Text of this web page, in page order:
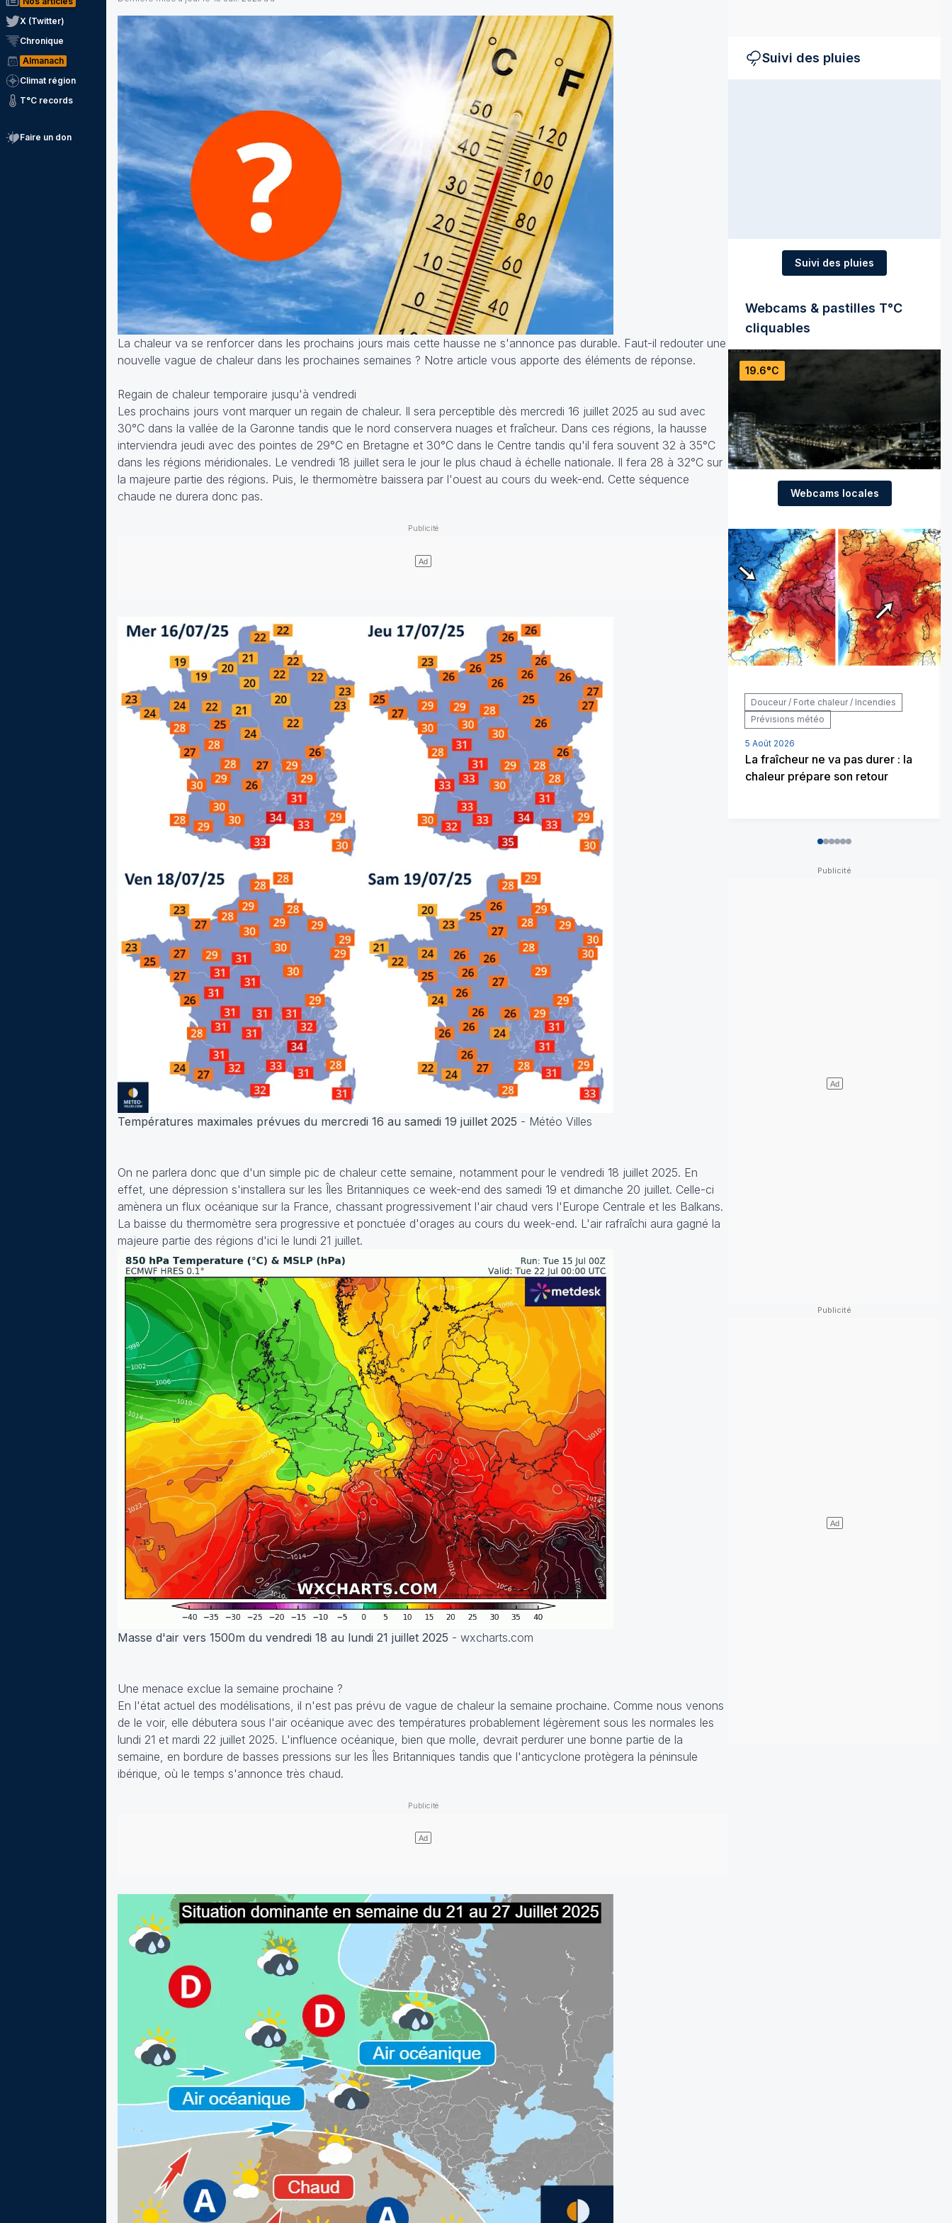
X (Twitter)
Chronique
Almanach
Climat région
T°C records
Faire un don
La chaleur va se renforcer dans les prochains jours mais cette hausse ne s'annonce pas durable. Faut-il redouter une
nouvelle vague de chaleur dans les prochaines semaines ? Notre article vous apporte des éléments de réponse.
Regain de chaleur temporaire jusqu'à vendredi
Les prochains jours vont marquer un regain de chaleur. Il sera perceptible dès mercredi 16 juillet 2025 au sud avec
30°C dans la vallée de la Garonne tandis que le nord conservera nuages et fraîcheur. Dans ces régions, la hausse
interviendra jeudi avec des pointes de 29°C en Bretagne et 30°C dans le Centre tandis qu'il fera souvent 32 à 35°C
dans les régions méridionales. Le vendredi 18 juillet sera le jour le plus chaud à échelle nationale. Il fera 28 à 32°C sur
la majeure partie des régions. Puis, le thermomètre baissera par l'ouest au cours du week-end. Cette séquence
chaude ne durera donc pas.
Températures maximales prévues du mercredi 16 au samedi 19 juillet 2025 - Météo Villes
On ne parlera donc que d'un simple pic de chaleur cette semaine, notamment pour le vendredi 18 juillet 2025. En
effet, une dépression s'installera sur les Îles Britanniques ce week-end des samedi 19 et dimanche 20 juillet. Celle-ci
amènera un flux océanique sur la France, chassant progressivement l'air chaud vers l'Europe Centrale et les Balkans.
La baisse du thermomètre sera progressive et ponctuée d'orages au cours du week-end. L'air rafraîchi aura gagné la
majeure partie des régions d'ici le lundi 21 juillet.
Masse d'air vers 1500m du vendredi 18 au lundi 21 juillet 2025 - wxcharts.com
Une menace exclue la semaine prochaine ?
En l'état actuel des modélisations, il n'est pas prévu de vague de chaleur la semaine prochaine. Comme nous venons
de le voir, elle débutera sous l'air océanique avec des températures probablement légèrement sous les normales les
lundi 21 et mardi 22 juillet 2025. L'influence océanique, bien que molle, devrait perdurer une bonne partie de la
semaine, en bordure de basses pressions sur les Îles Britanniques tandis que l'anticyclone protègera la péninsule
ibérique, où le temps s'annonce très chaud.
Suivi des pluies
Suivi des pluies
Webcams & pastilles T°C
cliquables
19.6°C
Webcams locales
Douceur / Forte chaleur / Incendies
Prévisions météo
5 Août 2026
La fraîcheur ne va pas durer : la
chaleur prépare son retour
012345